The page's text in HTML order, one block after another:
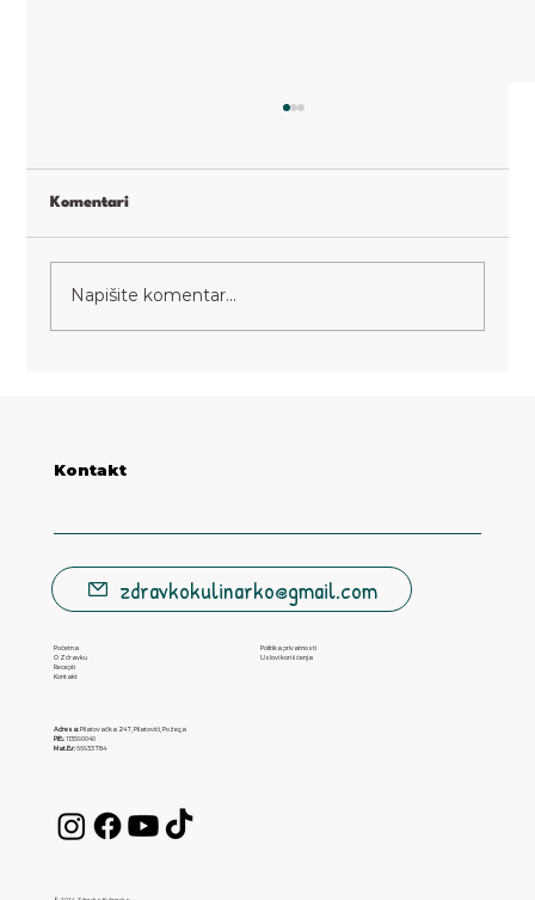
Paradajz kimchi
Komentari
Napišite komentar...
Kontakt
zdravkokulinarko@gmail.com
Adresa:Pilatovačka 247, Pilatovići, Požega
PIB:113590040
Mat.Br:66933784
Početna
O Zdravku
Recepti
Kontakt
Politika privatnosti
Uslovi korišćenja